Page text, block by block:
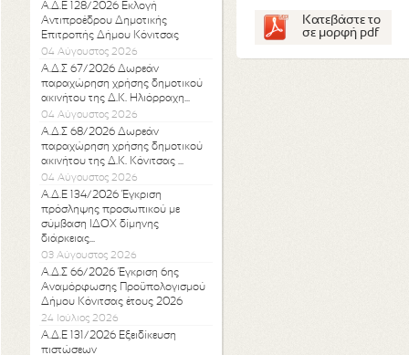
Α.Δ.Ε 128/2026 Εκλογή
Αντιπροέδρου Δημοτικής
Επιτροπής Δήμου Κόνιτσας
04 Αύγουστος 2026
Α.Δ.Σ 67/2026 Δωρεάν
παραχώρηση χρήσης δημοτικού
ακινήτου της Δ.Κ. Ηλιόρραχη...
04 Αύγουστος 2026
Α.Δ.Σ 68/2026 Δωρεάν
παραχώρηση χρήσης δημοτικού
ακινήτου της Δ.Κ. Κόνιτσας ...
04 Αύγουστος 2026
Α.Δ.Ε 134/2026 Έγκριση
πρόσληψης προσωπικού με
σύμβαση ΙΔΟΧ δίμηνης
διάρκειας...
03 Αύγουστος 2026
Α.Δ.Σ 66/2026 Έγκριση 6ης
Αναμόρφωσης Προϋπολογισμού
Δήμου Κόνιτσας έτους 2026
24 Ιούλιος 2026
Α.Δ.Ε 131/2026 Εξειδίκευση
πιστώσεων
Κατεβάστε το
σε μορφή pdf